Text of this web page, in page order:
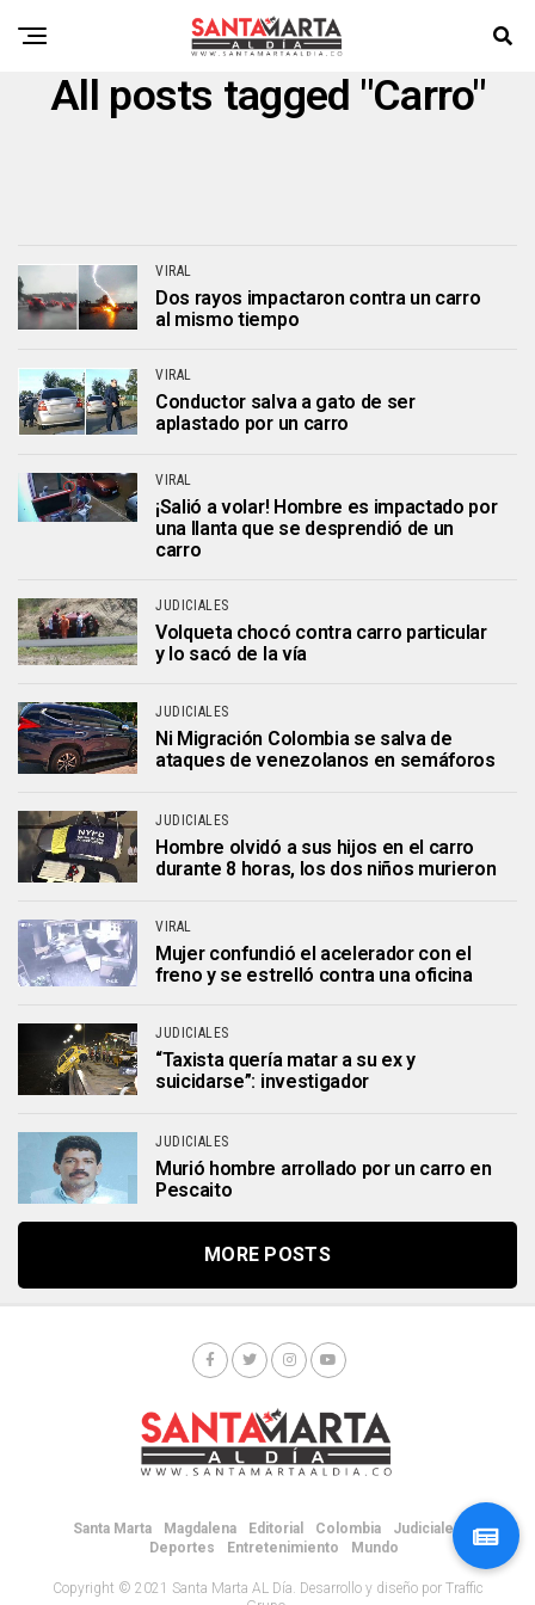
All posts tagged "Carro"
VIRAL
Dos rayos impactaron contra un carro
al mismo tiempo
VIRAL
Conductor salva a gato de ser
aplastado por un carro
VIRAL
¡Salió a volar! Hombre es impactado por
una llanta que se desprendió de un
carro
JUDICIALES
Volqueta chocó contra carro particular
y lo sacó de la vía
JUDICIALES
Ni Migración Colombia se salva de
ataques de venezolanos en semáforos
JUDICIALES
Hombre olvidó a sus hijos en el carro
durante 8 horas, los dos niños murieron
VIRAL
Mujer confundió el acelerador con el
freno y se estrelló contra una oficina
JUDICIALES
“Taxista quería matar a su ex y
suicidarse”: investigador
JUDICIALES
Murió hombre arrollado por un carro en
Pescaito
MORE POSTS
Santa Marta Magdalena Editorial Colombia
Judiciales
Deportes
Entretenimiento Mundo
Copyright © 2021 Santa Marta AL Día. Desarrollo y diseño por Traffic